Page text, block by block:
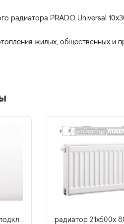
радиатора PRADO Universal
радиатор 21x500х